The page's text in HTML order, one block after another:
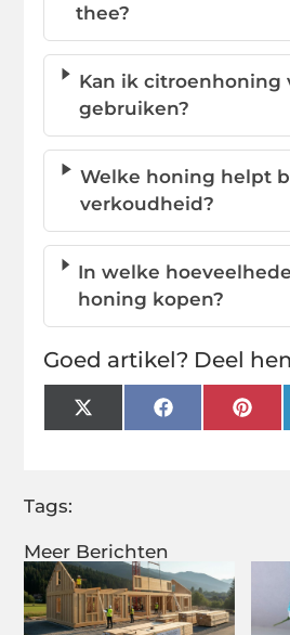
Meer Berichten
thee?
Kan ik citroenhoning
gebruiken?
Welke honing helpt
verkoudheid?
In welke
honing kopen?
Goed artikel? Deel
X
(Twitter)
Facebook
Tags: